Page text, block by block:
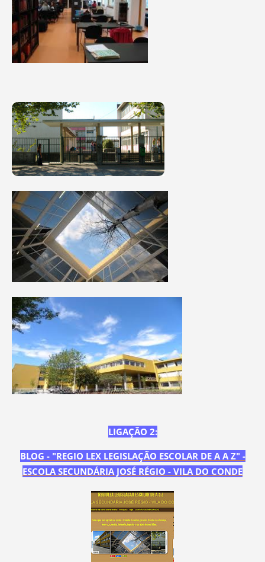
LIGAÇÃO 2:
BLOG - "REGIO LEX LEGISLAÇÃO ESCOLAR DE A A Z" -
ESCOLA SECUNDÁRIA JOSÉ RÉGIO - VILA DO CONDE